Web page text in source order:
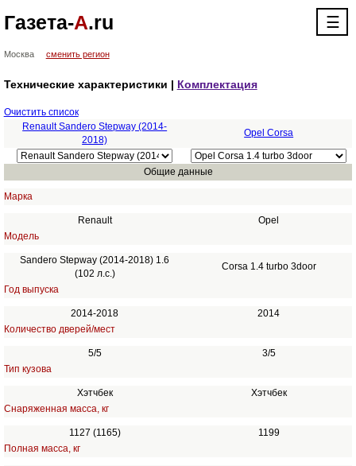
Газета-А.ru ☰
Москва сменить регион
Технические характеристики | Комплектация
Очистить список
Renault Sandero Stepway (2014-
2018)
Opel Corsa
Общие данные
Марка
Renault
Opel
Модель
Sandero Stepway (2014-2018) 1.6
(102 л.с.)
Corsa 1.4 turbo 3door
Год выпуска
2014-2018
2014
Количество дверей/мест
5/5
3/5
Тип кузова
Хэтчбек
Хэтчбек
Снаряженная масса, кг
1127 (1165)
1199
Полная масса, кг